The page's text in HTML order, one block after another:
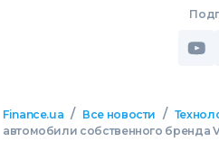
Finance.ua / Все новости /
автомобили собственного бренда